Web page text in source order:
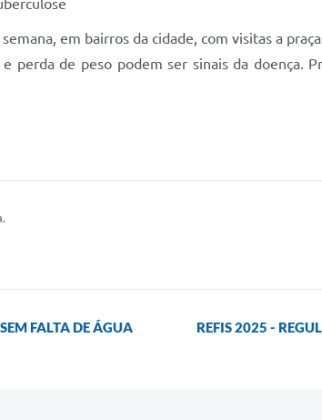
em bairros da cidade, com visitas a
de peso podem ser sinais da doença.
FALTA DE ÁGUA REFIS 2025 -